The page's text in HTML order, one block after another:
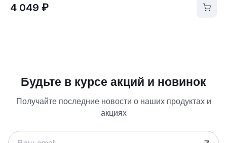
4 049 ₽
Будьте в курсе акций и новинок
Получайте последние новости о наших продуктах и
акциях